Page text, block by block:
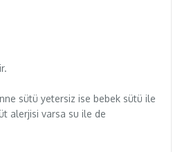
sütü yetersiz ise bebek sütü ile
alerjisi varsa su ile de